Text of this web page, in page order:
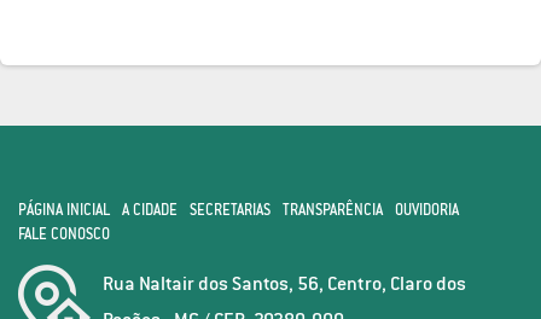
PÁGINA INICIAL A CIDADE SECRETARIAS TRANSPARÊNCIA
OUVIDORIA
FALE CONOSCO
Rua Naltair dos Santos, 56, Centro, Claro dos